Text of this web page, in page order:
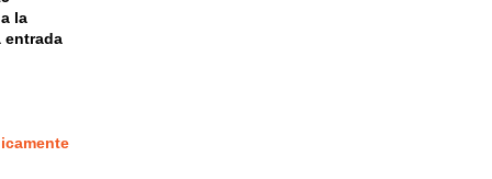
la
entrada